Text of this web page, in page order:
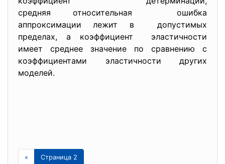
средняя относительная ошибка
аппроксимации лежит в допустимых
пределах, а коэффициент эластичности
имеет среднее значение по сравнению с
коэффициентами эластичности других
моделей.
« Страница 2